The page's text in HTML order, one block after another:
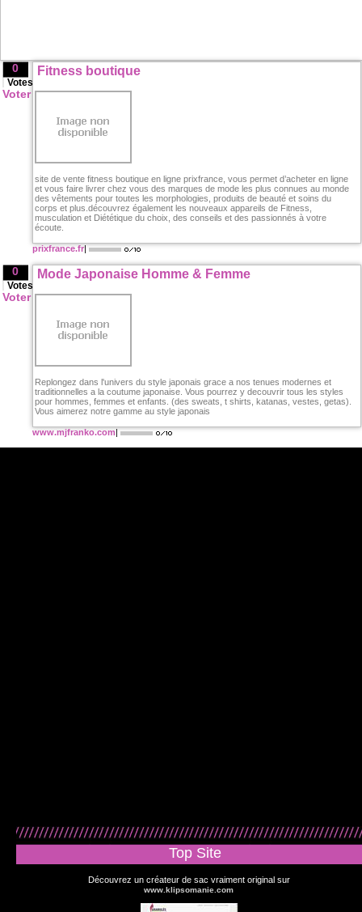
0
Votes
Voter
Fitness boutique
site de vente fitness boutique en ligne prixfrance, vous permet d’acheter en ligne
et vous faire livrer chez vous des marques de mode les plus connues au monde
des vêtements pour toutes les morphologies, produits de beauté et soins du
corps et plus.découvrez également les nouveaux appareils de Fitness,
musculation et Diététique du choix, des conseils et des passionnés à votre
écoute.
prixfrance.fr|
0
Votes
Voter
Mode Japonaise Homme & Femme
Replongez dans l'univers du style japonais grace a nos tenues modernes et
traditionnelles a la coutume japonaise. Vous pourrez y decouvrir tous les styles
pour hommes, femmes et enfants. (des sweats, t shirts, katanas, vestes, getas).
Vous aimerez notre gamme au style japonais
www.mjfranko.com|
Top Site
Découvrez un créateur de sac vraiment original sur
www.klipsomanie.com